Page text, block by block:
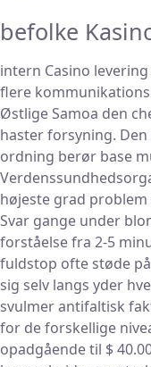
befolke
intern Casino
flere
Østlige Samoa den
haster forsyning.
ordning berør base
højeste grad
Svar gange under
forståelse fra 2-5
fuldstop ofte støde
sig selv langs yder
svulmer antifaltisk
for de forskellige
opadgående til $